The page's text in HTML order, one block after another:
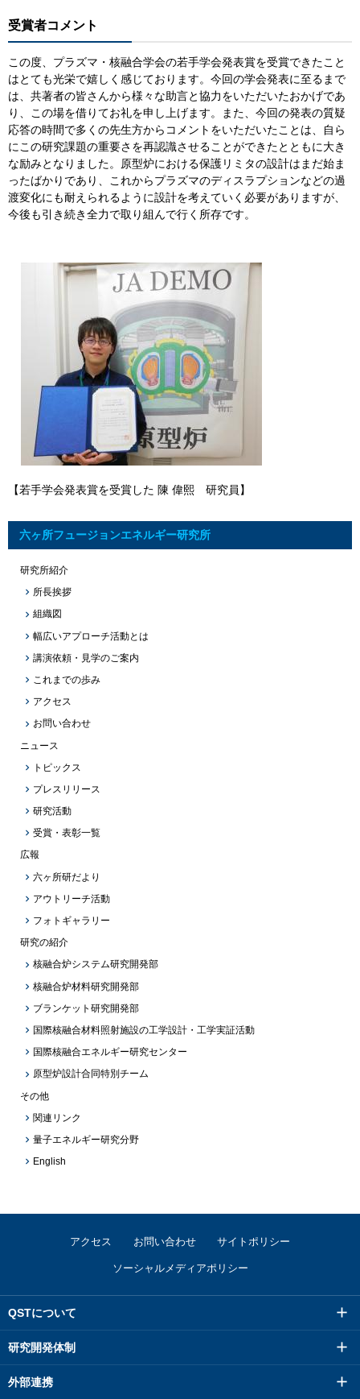
受賞者コメント
この度、プラズマ・核融合学会の若手学会発表賞を受賞できたこと
はとても光栄で嬉しく感じております。今回の学会発表に至るまで
は、共著者の皆さんから様々な助言と協力をいただいたおかげであ
り、この場を借りてお礼を申し上げます。また、今回の発表の質疑
応答の時間で多くの先生方からコメントをいただいたことは、自ら
にこの研究課題の重要さを再認識させることができたとともに大き
な励みとなりました。原型炉における保護リミタの設計はまだ始ま
ったばかりであり、これからプラズマのディスラプションなどの過
渡変化にも耐えられるように設計を考えていく必要がありますが、
今後も引き続き全力で取り組んで行く所存です。
【若手学会発表賞を受賞した 陳 偉熙 研究員】
六ヶ所フュージョンエネルギー研究所
研究所紹介
所長挨拶
組織図
幅広いアプローチ活動とは
講演依頼・見学のご案内
これまでの歩み
アクセス
お問い合わせ
ニュース
トピックス
プレスリリース
研究活動
受賞・表彰一覧
広報
六ヶ所研だより
アウトリーチ活動
フォトギャラリー
研究の紹介
核融合炉システム研究開発部
核融合炉材料研究開発部
ブランケット研究開発部
国際核融合材料照射施設の工学設計・工学実証活動
国際核融合エネルギー研究センター
原型炉設計合同特別チーム
その他
関連リンク
量子エネルギー研究分野
English
アクセス お問い合わせ サイトポリシー
ソーシャルメディアポリシー
QSTについて
研究開発体制
外部連携